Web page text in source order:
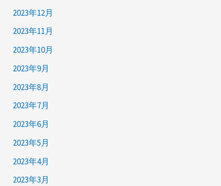
2023年12月
2023年11月
2023年10月
2023年9月
2023年8月
2023年7月
2023年6月
2023年5月
2023年4月
2023年3月